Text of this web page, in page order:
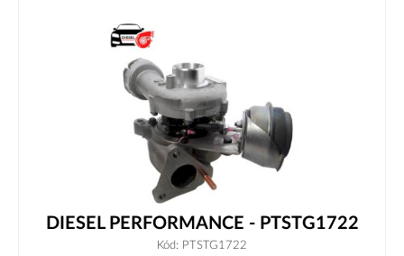
DIESEL PERFORMANCE - PTSTG1722
Kód: PTSTG1722